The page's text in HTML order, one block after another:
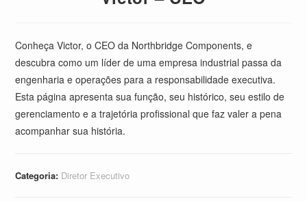
Conheça Victor, o CEO da Northbridge Components, e
descubra como um líder de uma empresa industrial passa da
engenharia e operações para a responsabilidade executiva.
Esta página apresenta sua função, seu histórico, seu estilo de
gerenciamento e a trajetória profissional que faz valer a pena
acompanhar sua história.
Categoria: Diretor Executivo